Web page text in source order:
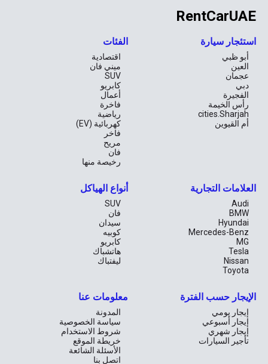
RentCarUAE
استئجار سيارة
أبو ظبي
العين
عجمان
دبي
الفجيرة
رأس الخيمة
cities.Sharjah
أم القيوين
الفئات
اقتصادية
ميني فان
SUV
كابريو
أعمال
فاخرة
رياضية
كهربائية (EV)
فاخر
مريح
فان
رخيصة منها
العلامات التجارية
Audi
BMW
Hyundai
Mercedes-Benz
MG
Tesla
Nissan
Toyota
أنواع الهياكل
SUV
فان
سيدان
كوبيه
كابريو
هاتشباك
ليفتباك
الإيجار حسب الفترة
إيجار يومي
إيجار أسبوعي
إيجار شهري
تأجير السيارات
معلومات عنا
المدونة
سياسة الخصوصية
شروط الاستخدام
خريطة الموقع
الأسئلة الشائعة
اتصل بنا